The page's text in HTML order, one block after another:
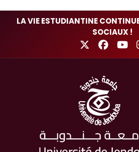
LA VIE ESTUDIANTINE
SOCIAUX !